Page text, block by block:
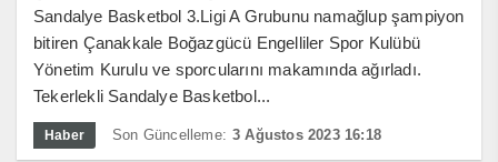
Sandalye Basketbol 3.Ligi A Grubunu namağlup şampiyon
bitiren Çanakkale Boğazgücü Engelliler Spor Kulübü
Yönetim Kurulu ve sporcularını makamında ağırladı.
Tekerlekli Sandalye Basketbol...
Haber Son Güncelleme: 3 Ağustos 2023 16:18